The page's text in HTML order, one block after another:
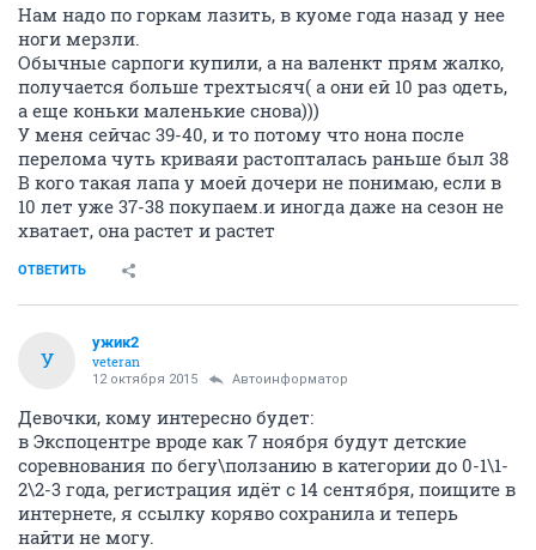
Нам надо по горкам лазить, в куоме года назад у нее
ноги мерзли.
Обычные сарпоги купили, а на валенкт прям жалко,
получается больше трехтысяч( а они ей 10 раз одеть,
а еще коньки маленькие снова)))
У меня сейчас 39-40, и то потому что нона после
перелома чуть криваяи растопталась раньше был 38
В кого такая лапа у моей дочери не понимаю, если в
10 лет уже 37-38 покупаем.и иногда даже на сезон не
хватает, она растет и растет
ОТВЕТИТЬ
У
ужик2
veteran
12 октября 2015 Автоинформатор
Девочки, кому интересно будет:
в Экспоцентре вроде как 7 ноября будут детские
соревнования по бегу\ползанию в категории до 0-1\1-
2\2-3 года, регистрация идёт с 14 сентября, поищите в
интернете, я ссылку коряво сохранила и теперь
найти не могу.